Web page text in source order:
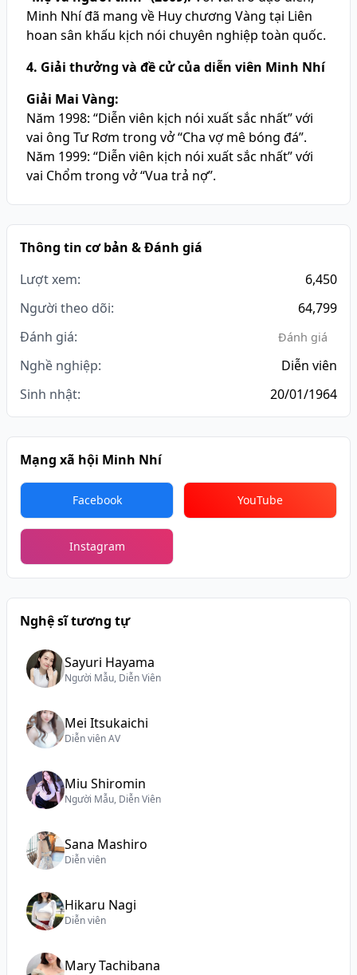
Minh Nhí đã mang về Huy chương Vàng tại Liên
hoan sân khấu kịch nói chuyên nghiệp toàn quốc.
4. Giải thưởng và đề cử của diễn viên Minh Nhí
Giải Mai Vàng:
Năm 1998: “Diễn viên kịch nói xuất sắc nhất” với
vai ông Tư Rơm trong vở “Cha vợ mê bóng đá”.
Năm 1999: “Diễn viên kịch nói xuất sắc nhất” với
vai Chổm trong vở “Vua trả nợ”.
Thông tin cơ bản & Đánh giá
Lượt xem:
6,450
Người theo dõi:
64,799
Đánh giá:
Đánh giá
Nghề nghiệp:
Diễn viên
Sinh nhật:
20/01/1964
Mạng xã hội Minh Nhí
Facebook YouTube
Instagram
Nghệ sĩ tương tự
Sayuri Hayama
Người Mẫu, Diễn Viên
Mei Itsukaichi
Diễn viên AV
Miu Shiromin
Người Mẫu, Diễn Viên
Sana Mashiro
Diễn viên
Hikaru Nagi
Diễn viên
Mary Tachibana